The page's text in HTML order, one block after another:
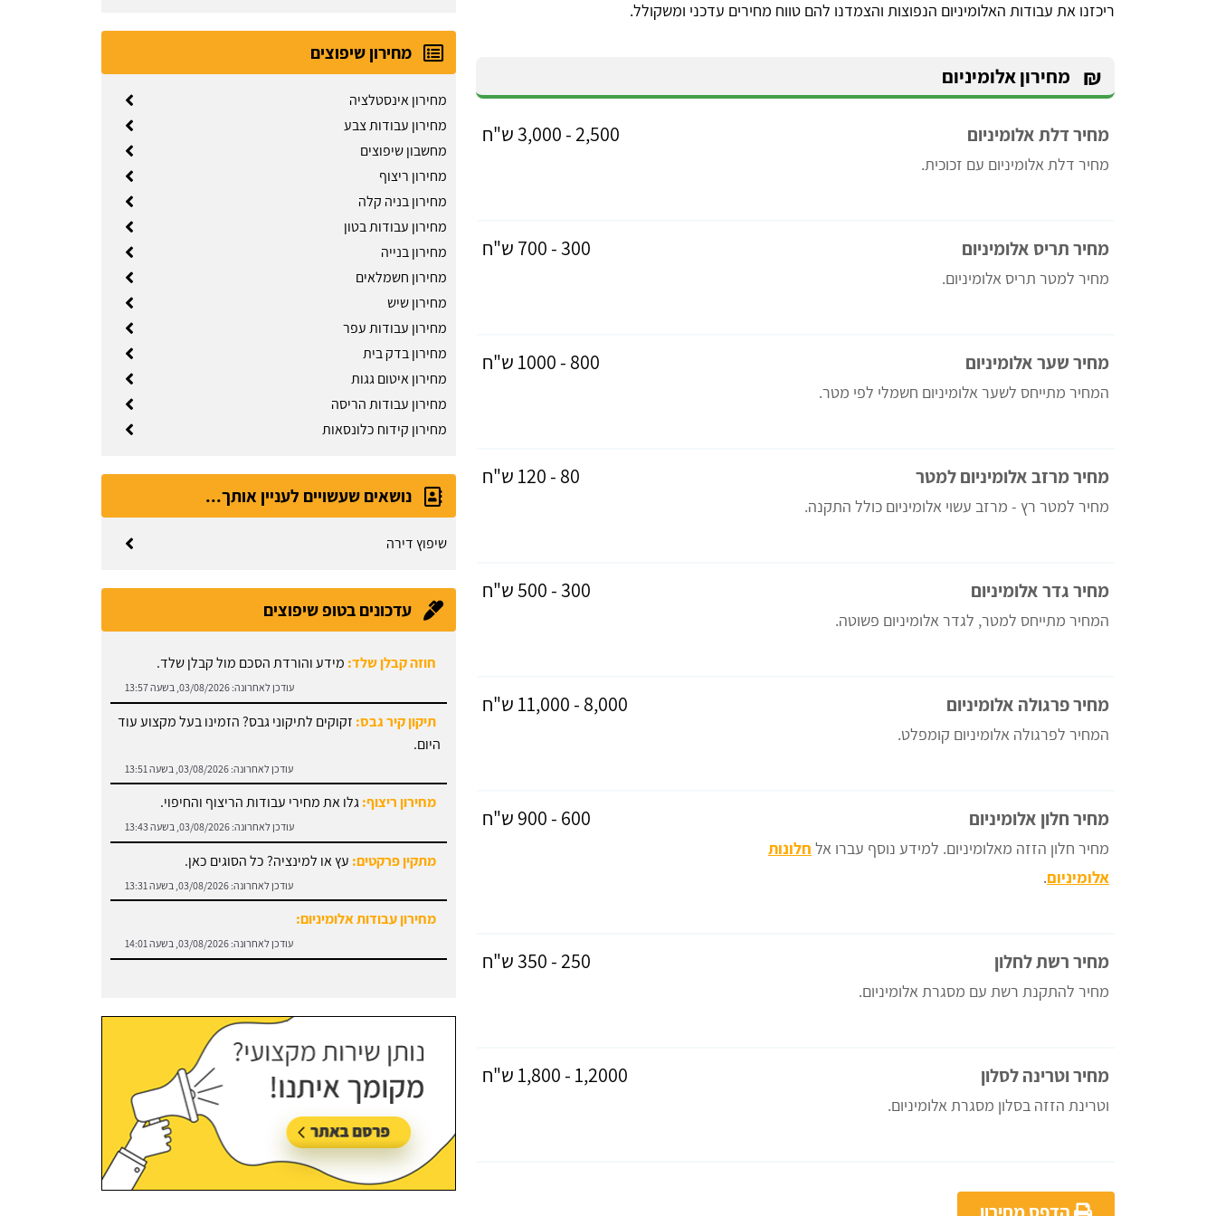
ריכזנו את עבודות האלומיניום הנפוצות והצמדנו להם טווח מחירים עדכני ומשקולל.
₪ מחירון אלומיניום
מחיר דלת אלומיניום
מחיר דלת אלומיניום עם זכוכית.
2,500 - 3,000 ש"ח
מחיר תריס אלומיניום
מחיר למטר תריס אלומיניום.
300 - 700 ש"ח
מחיר שער אלומיניום
המחיר מתייחס לשער אלומיניום חשמלי לפי מטר.
800 - 1000 ש"ח
מחיר מרזב אלומיניום למטר
מחיר למטר רץ - מרזב עשוי אלומיניום כולל התקנה.
80 - 120 ש"ח
מחיר גדר אלומיניום
המחיר מתייחס למטר, לגדר אלומיניום פשוטה.
300 - 500 ש"ח
מחיר פרגולה אלומיניום
המחיר לפרגולה אלומיניום קומפלט.
8,000 - 11,000 ש"ח
מחיר חלון אלומיניום
מחיר חלון הזזה מאלומיניום. למידע נוסף עברו אל חלונות
אלומיניום.
600 - 900 ש"ח
מחיר רשת לחלון
מחיר להתקנת רשת עם מסגרת אלומיניום.
250 - 350 ש"ח
מחיר וטרינה לסלון
וטרינת הזזה בסלון מסגרת אלומיניום.
1,2000 - 1,800 ש"ח
מחירון שיפוצים
מחירון אינסטלציה
מחירון עבודות צבע
מחשבון שיפוצים
מחירון ריצוף
מחירון בניה קלה
מחירון עבודות בטון
מחירון בנייה
מחירון חשמלאים
מחירון שיש
מחירון עבודות עפר
מחירון בדק בית
מחירון איטום גגות
מחירון עבודות הריסה
מחירון קידוח כלונסאות
נושאים שעשויים לעניין אותך...
שיפוץ דירה
עדכונים בטופ שיפוצים
חוזה קבלן שלד: מידע והורדת הסכם מול קבלן שלד.
עודכן לאחרונה: 03/08/2026, בשעה 13:57
תיקון קיר גבס: זקוקים לתיקוני גבס? הזמינו בעל מקצוע עוד
היום.
עודכן לאחרונה: 03/08/2026, בשעה 13:51
מחירון ריצוף:גלו את מחירי עבודות הריצוף והחיפוי.
עודכן לאחרונה: 03/08/2026, בשעה 13:43
מתקין פרקטים: עץ או למינציה? כל הסוגים כאן.
עודכן לאחרונה: 03/08/2026, בשעה 13:31
מחירון עבודות אלומיניום:
עודכן לאחרונה: 03/08/2026, בשעה 14:01